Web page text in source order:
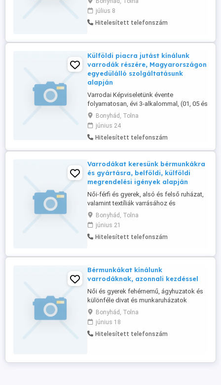
folyamatosan frissülnek. Szolgáltatásaink
alapján aki munkát keres, az talál is, mivel
szerződött partnereinket folyamatosan 1-
megrendelési igényekről, mely alapján ...
július 8
Hitelesített telefonszám
Külföldi piacra jutást kínálunk
varrodák részére, Magyarországon
egyedülálló szolgáltatásunk
alapján
Varrodai Képviseletünk évente
folyamatosan, évi 3-alkalommal, (01, 05 és
08-hóban), az Európai, Ázsiai, ill. a
Tengerentúli országok részére tudja
továbbítani üzleti ajánlatukat, kapacitás
felajánlásukat elérhetőségükkel együtt,
Bonyhád, Tolna
június 24
Hitelesített telefonszám
Varrodákat keresünk bérmunkákra
és gyártásra, belföldi, külföldi
megrendelési igények alapján
Női-férfi és gyerek, alsó és felső ruházat,
valamint textíliák varrásához és
gyártásához keresünk varrodákat, 3-20-
főig Bővebb infó a megrendelésekről a
web oldalunkon talál, vagy telefonon
elérhet, ha munkát keres.
Bonyhád, Tolna
június 21
Hitelesített telefonszám
Bérmunkákat kínálunk
varrodáknak, azonnali kezdéssel
Női és gyerek fehérnemű, ágyhuzatok és
különféle divat és munkaruházatok
varrására keresünk, 3-10-fős varrodákat,
azonnali kezdéssel Bővebb infó a
honlapunkon, vagy telefonon kérhető.
Bonyhád, Tolna
június 18
Hitelesített telefonszám